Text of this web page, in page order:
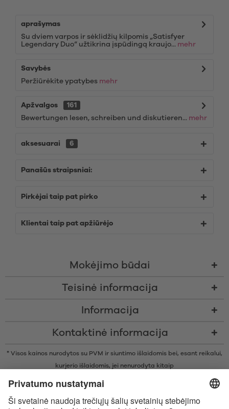
aprašymas
Su dviem varpos ir sėklidžių kilpomis „Satisfyer
Legendary Duo“ užtikrina įspūdingą kraujo... mehr
Savybės
Peržiūrėkite ypatybes mehr
Apžvalgos
161
Bewertungen lesen, schreiben und diskutieren... mehr
aksesuarai 6
Panašūs straipsniai:
Pirkėjai taip pat pirko
Klientai taip pat apžiūrėjo
Mokėjimo būdai
Teisinė informacija
Informacija
Kontaktinė informacija
* Visos kainos nurodytos su PVM ir siuntimo išlaidomis bei, esant reikalui,
kurjerio išlaidomis, jei nenurodyta kitaip
* Žodinis prekių ženklas Bluetooth® ir logotipai yra registruoti „Bluetooth
SIG, Inc.“ prekių ženklai ir bet koks tokių prekių ženklų naudojimas
įmonėje „Satisfyer GmbH“ yra licencijuotas.